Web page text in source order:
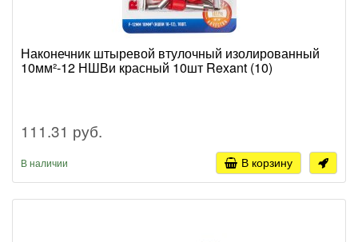
Наконечник штыревой втулочный изолированный
10мм²-12 НШВи красный 10шт Rexant (10)
111.31 руб.
В наличии В корзину